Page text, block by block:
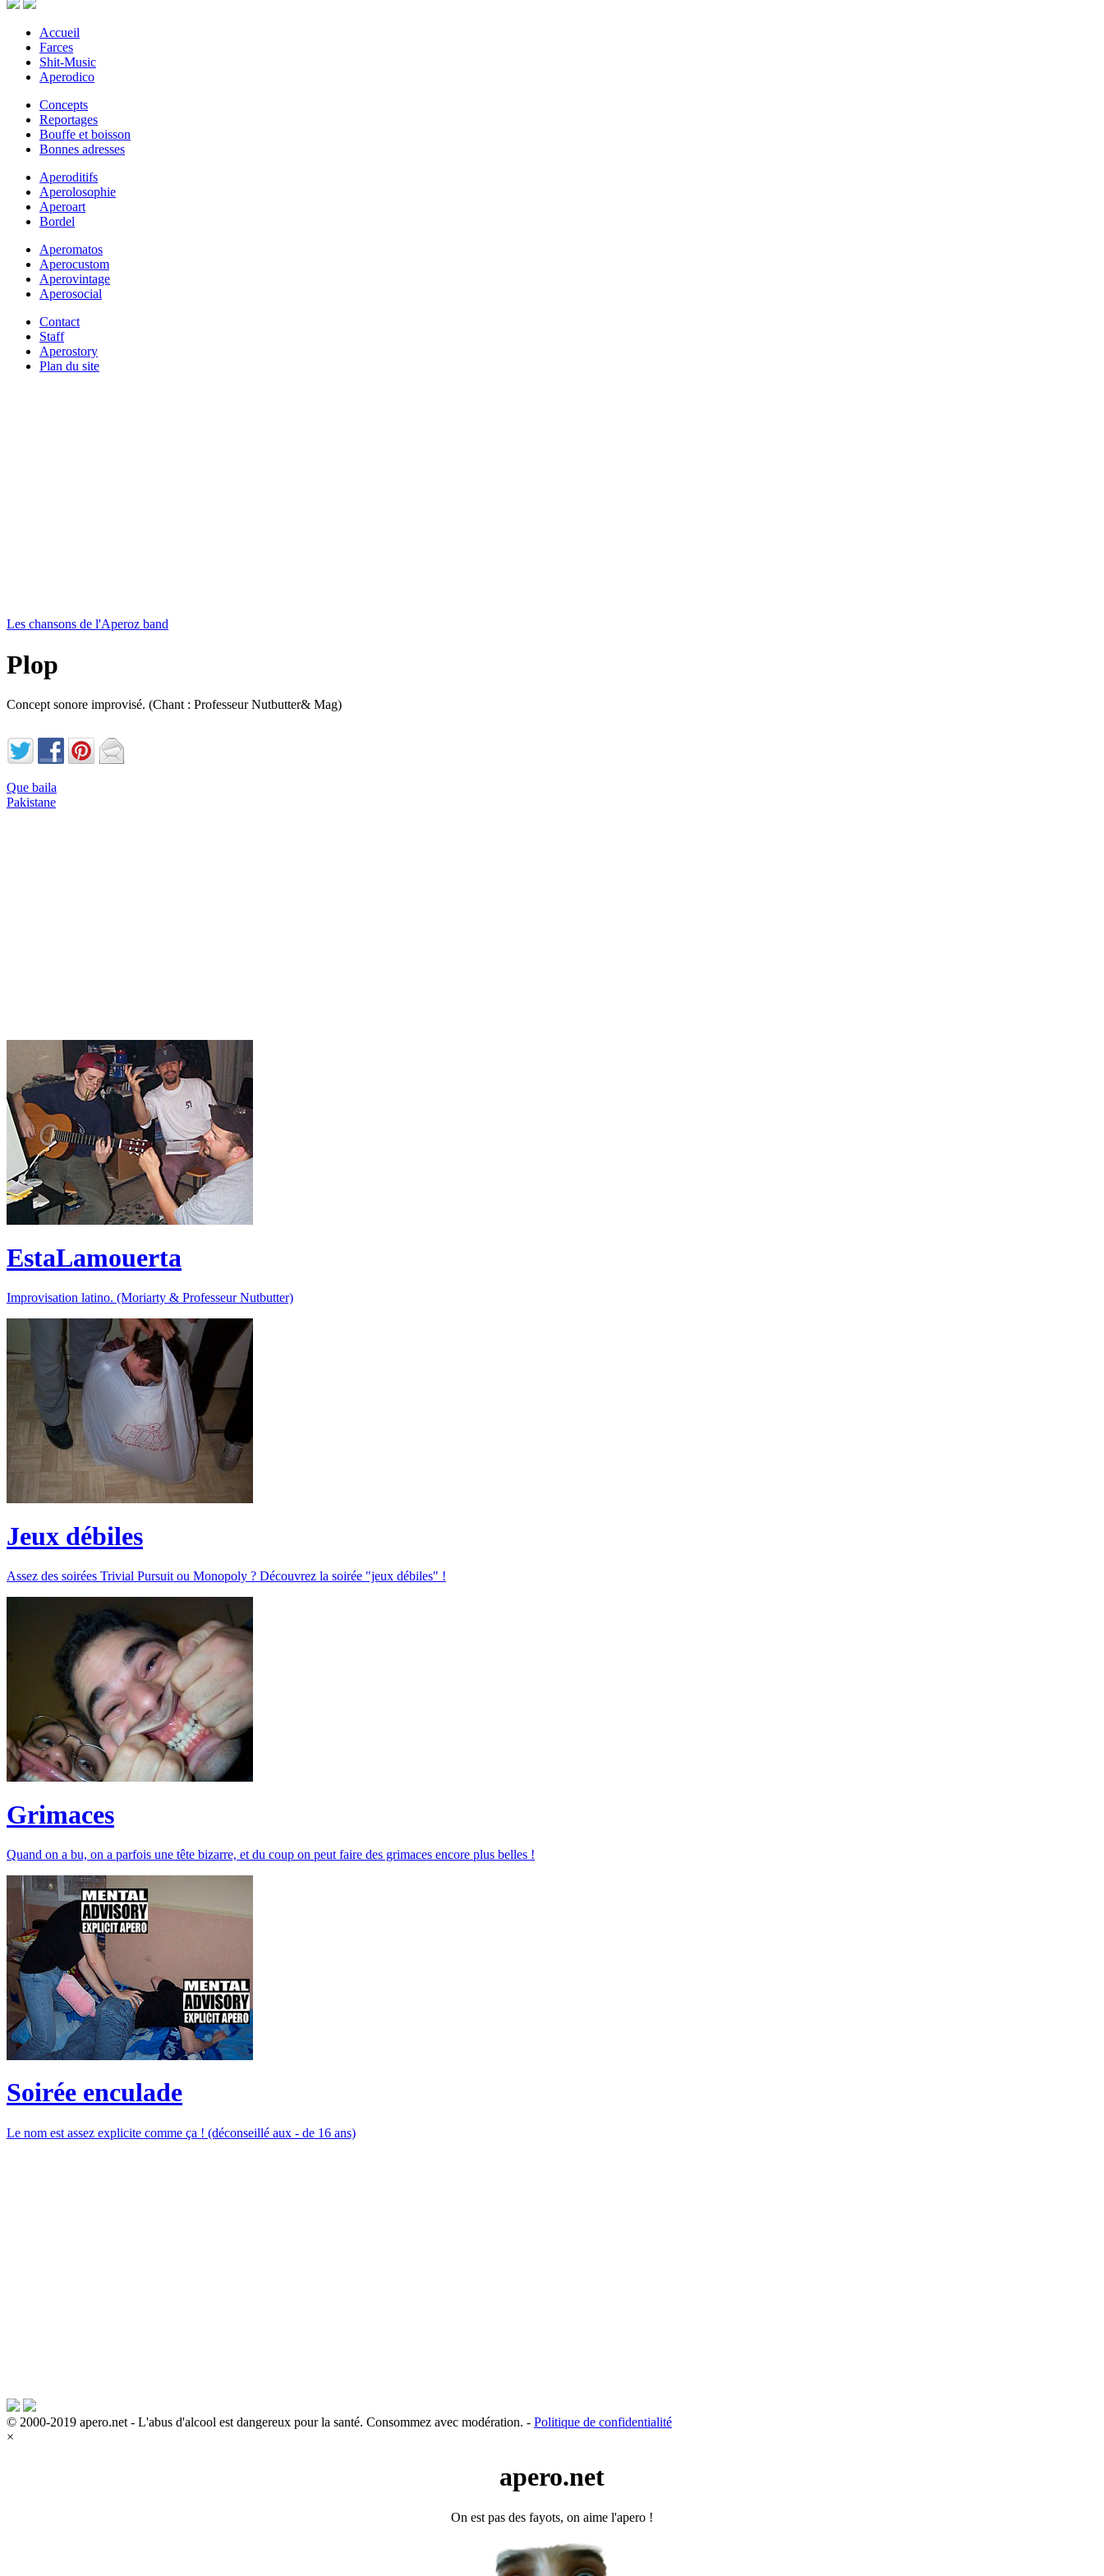
Accueil
Farces
Shit-Music
Aperodico
Concepts
Reportages
Bouffe et boisson
Bonnes adresses
Aperoditifs
Aperolosophie
Aperoart
Bordel
Aperomatos
Aperocustom
Aperovintage
Aperosocial
Contact
Staff
Aperostory
Plan du site
Les chansons de l'Aperoz band
Plop
Concept sonore improvisé. (Chant : Professeur Nutbutter& Mag)
Que baila
Pakistane
EstaLamouerta
Improvisation latino. (Moriarty & Professeur Nutbutter)
Jeux débiles
Assez des soirées Trivial Pursuit ou Monopoly ? Découvrez la soirée "jeux débiles" !
Grimaces
Quand on a bu, on a parfois une tête bizarre, et du coup on peut faire des grimaces encore plus belles !
Soirée enculade
Le nom est assez explicite comme ça ! (déconseillé aux - de 16 ans)
© 2000-2019 apero.net - L'abus d'alcool est dangereux pour la santé. Consommez avec modération. - Politique de confidentialité
×
apero.net
On est pas des fayots, on aime l'apero !